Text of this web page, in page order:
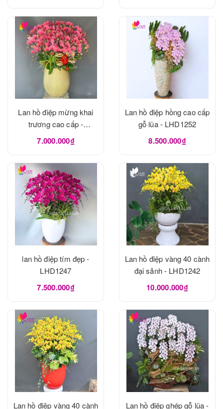
Lan hồ điệp mừng khai
trương cao cấp -
LHD1255
7.000.000₫
Lan hồ điệp hồng cao cấp
gỗ lũa - LHD1252
8.500.000₫
lan hồ điệp tím đẹp -
LHD1247
7.500.000₫
Lan hồ điệp vàng 40 cành
đại sảnh - LHD1242
10.000.000₫
Lan hồ điệp vàng 40 cành Lan hồ điệp ghép gỗ lũa -